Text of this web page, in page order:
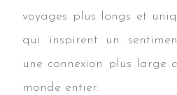
voyages plus longs et
qui inspirent un
une connexion plus large
monde entier.